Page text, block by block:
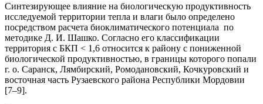
Синтезирующее влияние на биологическую продуктивность
исследуемой территории тепла и влаги было определено
посредством расчета биоклиматического потенциала по
методике Д. И. Шашко. Согласно его классификации
территория с БКП < 1,6 относится к району с пониженной
биологической продуктивностью, в границы которого попали
г. о. Саранск, Лямбирский, Ромодановский, Кочкуровский и
восточная часть Рузаевского района Республики Мордовии
[7–9].